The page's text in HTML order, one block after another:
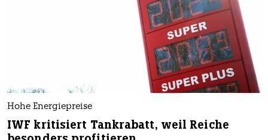
Hohe Energiepreise
IWF kritisiert Tankrabatt, weil Reiche